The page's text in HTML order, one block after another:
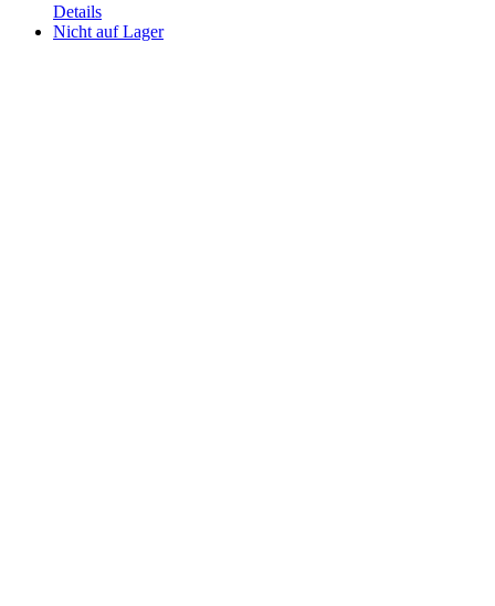
Details
Nicht auf Lager